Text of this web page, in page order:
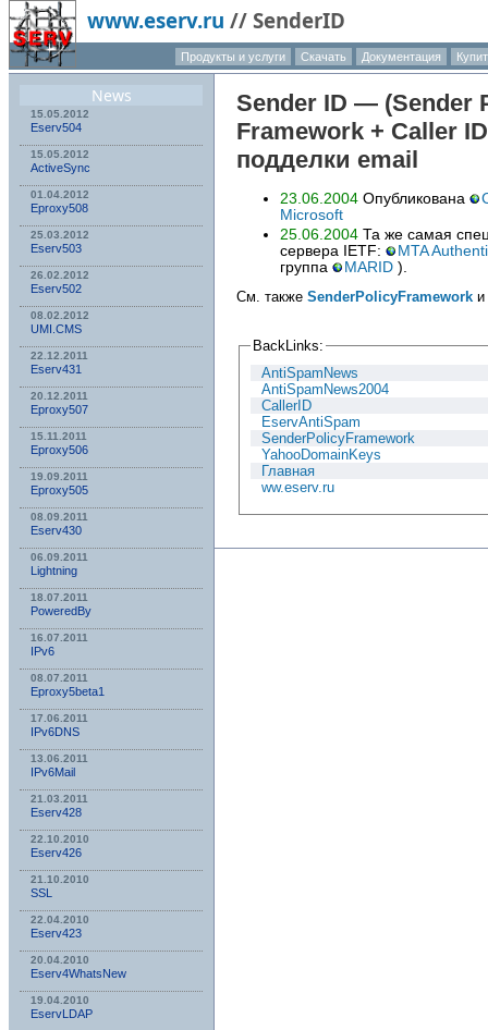
www.eserv.ru // SenderID
Продукты и услуги Скачать Документация
News
15.05.2012
Eserv504
15.05.2012
ActiveSync
01.04.2012
Eproxy508
25.03.2012
Eserv503
26.02.2012
Eserv502
08.02.2012
UMI.CMS
22.12.2011
Eserv431
20.12.2011
Eproxy507
15.11.2011
Eproxy506
19.09.2011
Eproxy505
08.09.2011
Eserv430
06.09.2011
Lightning
18.07.2011
PoweredBy
16.07.2011
IPv6
08.07.2011
Eproxy5beta1
17.06.2011
IPv6DNS
13.06.2011
IPv6Mail
21.03.2011
Eserv428
22.10.2010
Eserv426
21.10.2010
SSL
22.04.2010
Eserv423
20.04.2010
Eserv4WhatsNew
19.04.2010
EservLDAP
Sender ID — (Sender
Framework + Caller
подделки email
23.06.2004 Опубликована
Microsoft
25.06.2004 Та же самая
сервера IETF:
MTA
группа
MARID ).
См. также SenderPolicyFramework и
BackLinks:
AntiSpamNews
AntiSpamNews2004
CallerID
EservAntiSpam
SenderPolicyFramework
YahooDomainKeys
Главная
ww.eserv.ru